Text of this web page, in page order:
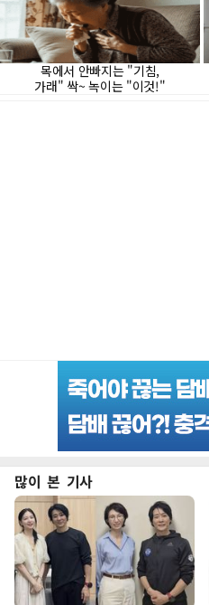
많이 본 기사